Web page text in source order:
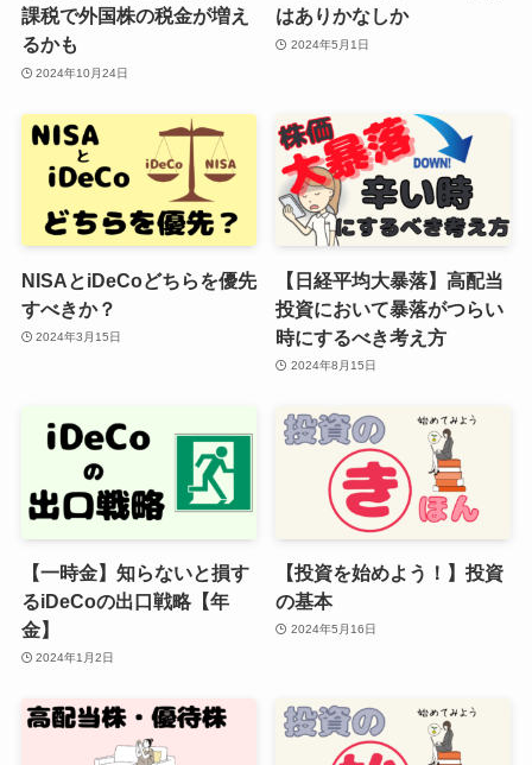
課税で外国株の税金が増え
るかも
2024年10月24日
はありかなしか
2024年5月1日
NISAとiDeCoどちらを優先
すべきか？
2024年3月15日
【日経平均大暴落】高配当
投資において暴落がつらい
時にするべき考え方
2024年8月15日
【一時金】知らないと損す
るiDeCoの出口戦略【年
金】
2024年1月2日
【投資を始めよう！】投資
の基本
2024年5月16日